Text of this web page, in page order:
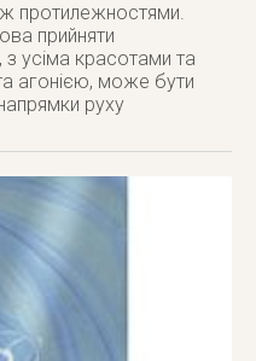
протилежностями.
прийняти
з усіма красотами та
агонією, може бути
руху